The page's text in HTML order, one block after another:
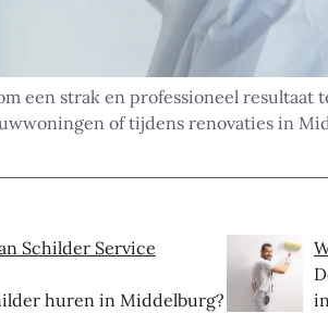
strak en professioneel resultaat
of tijdens renovaties in
Schilder Service
huren in Middelburg?